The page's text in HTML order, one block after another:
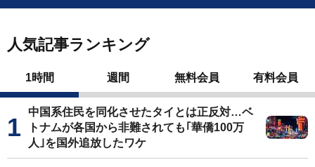
人気記事ランキング
1時間 週間 無料会員 有料会員
中国系住民を同化させたタイとは正反対…ベ
トナムが各国から非難されても｢華僑100万
人｣を国外追放したワケ